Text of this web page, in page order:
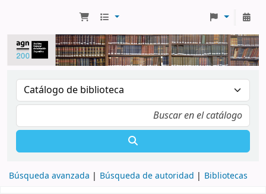
Búsqueda avanzada Búsqueda de autoridad Bibliotecas